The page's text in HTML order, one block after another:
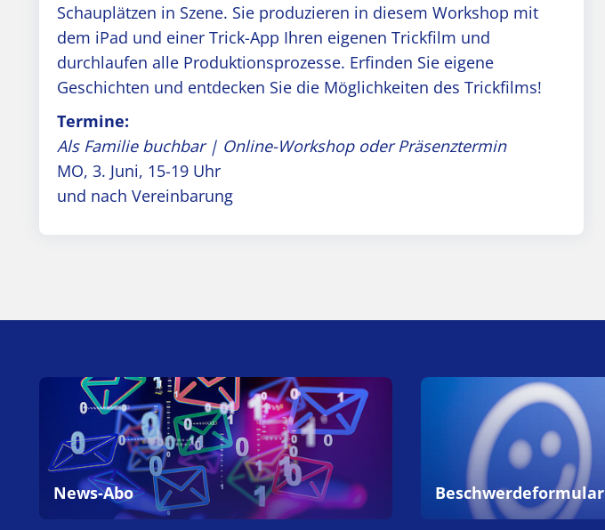
Schauplätzen in Szene. Sie produzieren in diesem Workshop mit
dem iPad und einer Trick-App Ihren eigenen Trickfilm und
durchlaufen alle Produktionsprozesse. Erfinden Sie eigene
Geschichten und entdecken Sie die Möglichkeiten des Trickfilms!
Termine:
Als Familie buchbar | Online-Workshop oder Präsenztermin
MO, 3. Juni, 15-19 Uhr
und nach Vereinbarung
News-Abo Beschwerdeformular